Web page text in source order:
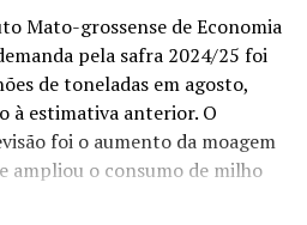
exige
vende ou financia terras;
emCanal Rural.
do Brasil onde homens solteiros são
Mato-grossense de Economia
pela safra 2024/25 foi
de toneladas em agosto,
à estimativa anterior. O
foi o aumento da moagem
ampliou o consumo de milho